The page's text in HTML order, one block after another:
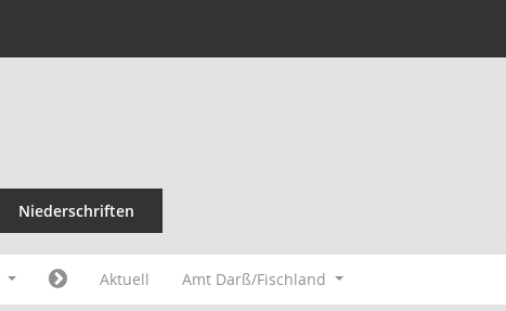
Niederschriften
Aktuell Amt Darß/Fischland